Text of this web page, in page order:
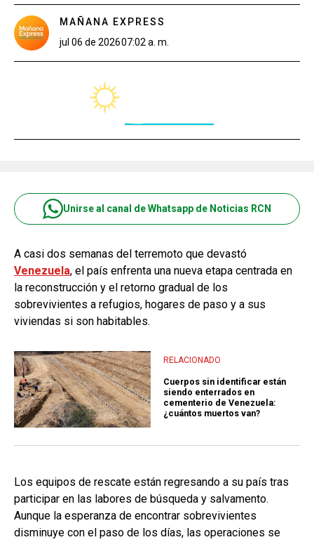
MAÑANA EXPRESS
jul 06 de 202607:02 a. m.
Unirse al canal de Whatsapp de Noticias RCN
A casi dos semanas del terremoto que devastó
Venezuela, el país enfrenta una nueva etapa centrada en
la reconstrucción y el retorno gradual de los
sobrevivientes a refugios, hogares de paso y a sus
viviendas si son habitables.
RELACIONADO
Cuerpos sin identificar están
siendo enterrados en
cementerio de Venezuela:
¿cuántos muertos van?
Los equipos de rescate están regresando a su país tras
participar en las labores de búsqueda y salvamento.
Aunque la esperanza de encontrar sobrevivientes
disminuye con el paso de los días, las operaciones se